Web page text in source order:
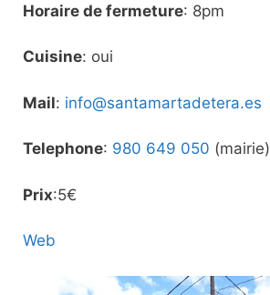
Horaire de fermeture: 8pm
Cuisine: oui
Mail: info@santamartadetera.es
Telephone: 980 649 050 (mairie)
Prix:5€
Web